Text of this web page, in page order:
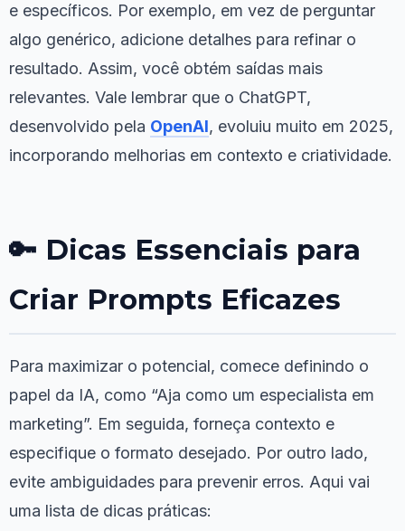
e específicos. Por exemplo, em vez de perguntar
algo genérico, adicione detalhes para refinar o
resultado. Assim, você obtém saídas mais
relevantes. Vale lembrar que o ChatGPT,
desenvolvido pela OpenAI, evoluiu muito em 2025,
incorporando melhorias em contexto e criatividade.
🔑 Dicas Essenciais para
Criar Prompts Eficazes
Para maximizar o potencial, comece definindo o
papel da IA, como “Aja como um especialista em
marketing”. Em seguida, forneça contexto e
especifique o formato desejado. Por outro lado,
evite ambiguidades para prevenir erros. Aqui vai
uma lista de dicas práticas: